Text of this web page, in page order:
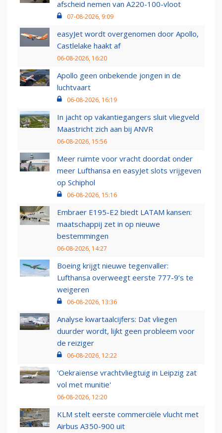
afscheid nemen van A220-100-vloot
07-08-2026, 9:09
easyJet wordt overgenomen door Apollo,
Castlelake haakt af
06-08-2026, 16:20
Apollo geen onbekende jongen in de
luchtvaart
06-08-2026, 16:19
In jacht op vakantiegangers sluit vliegveld
Maastricht zich aan bij ANVR
06-08-2026, 15:56
Meer ruimte voor vracht doordat onder
meer Lufthansa en easyJet slots vrijgeven
op Schiphol
06-08-2026, 15:16
Embraer E195-E2 biedt LATAM kansen:
maatschappij zet in op nieuwe
bestemmingen
06-08-2026, 14:27
Boeing krijgt nieuwe tegenvaller:
Lufthansa overweegt eerste 777-9’s te
weigeren
06-08-2026, 13:36
Analyse kwartaalcijfers: Dat vliegen
duurder wordt, lijkt geen probleem voor
de reiziger
06-08-2026, 12:22
'Oekraïense vrachtvliegtuig in Leipzig zat
vol met munitie'
06-08-2026, 12:20
KLM stelt eerste commerciële vlucht met
Airbus A350-900 uit